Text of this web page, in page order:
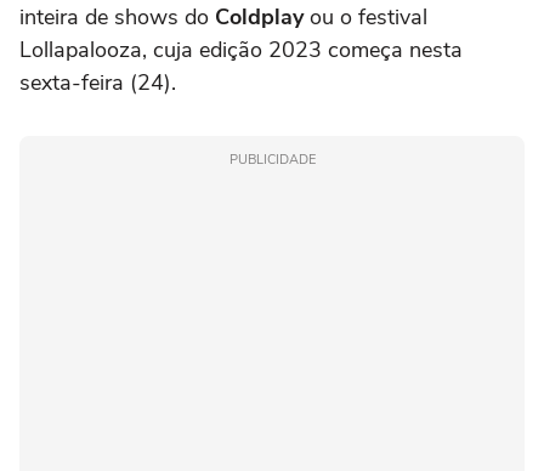
inteira de shows do Coldplayou o festival
Lollapalooza, cuja edição 2023 começa nesta
sexta-feira (24).
PUBLICIDADE